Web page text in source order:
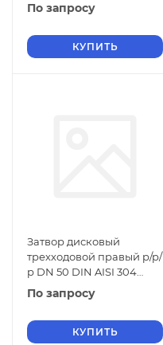
По запросу
КУПИТЬ
Затвор дисковый
трехходовой правый р/р/
р DN 50 DIN AISI 304
EPDM МР
По запросу
КУПИТЬ